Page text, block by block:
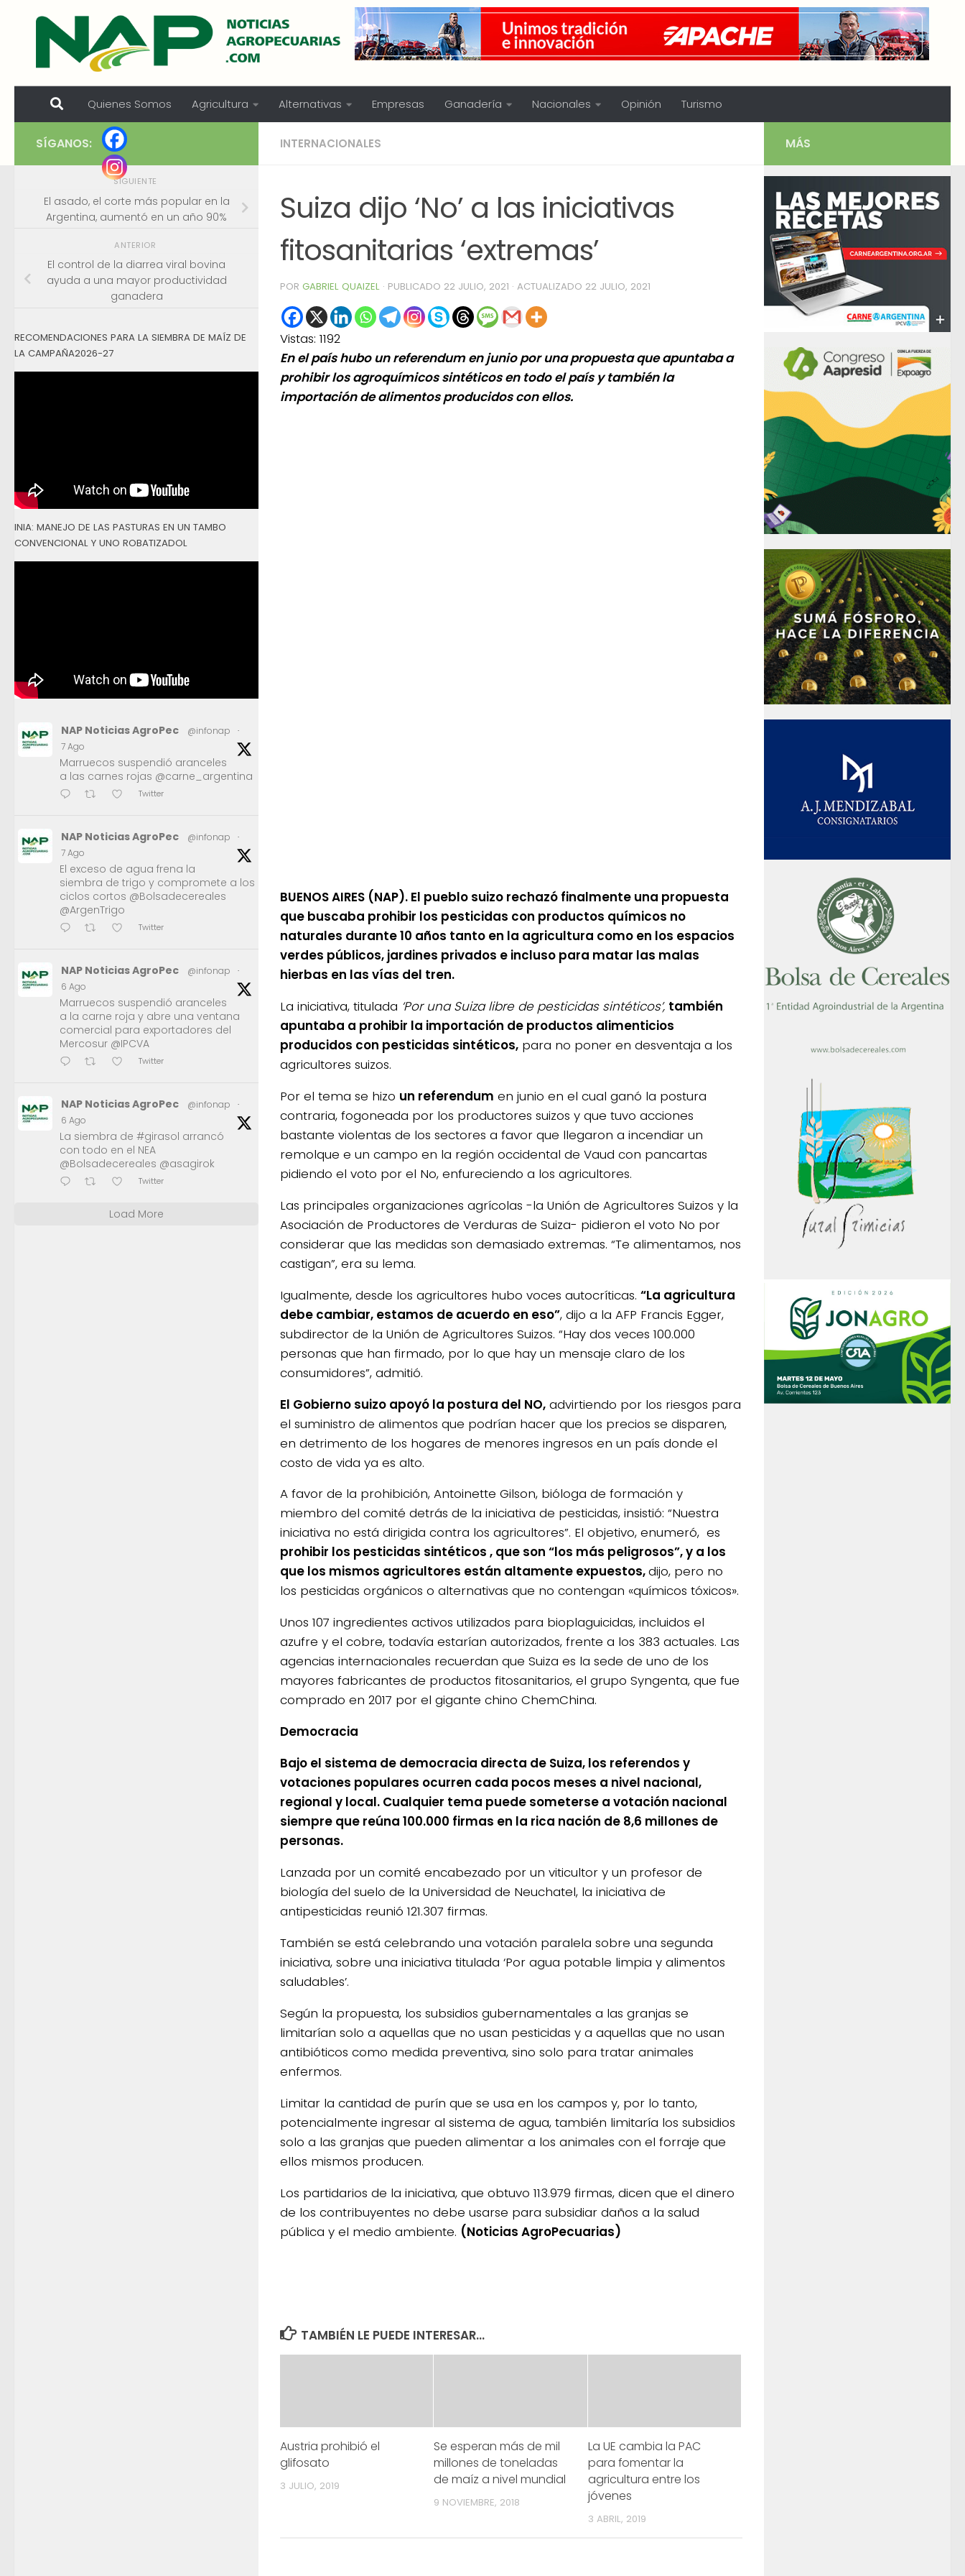
Skip to content
Quienes Somos Agricultura Alternativas Empresas Ganadería Nacionales Opinión Turismo
INTERNACIONALES
Suiza dijo ‘No’ a las iniciativas
fitosanitarias ‘extremas’
POR GABRIEL QUAIZEL · PUBLICADO 22 JULIO, 2021 · ACTUALIZADO 22 JULIO, 2021
Vistas: 1192
En el país hubo un referendum en junio por una propuesta que apuntaba a
prohibir los agroquímicos sintéticos en todo el país y también la
importación de alimentos producidos con ellos.
BUENOS AIRES (NAP). El pueblo suizo rechazó finalmente una propuesta
que buscaba prohibir los pesticidas con productos químicos no
naturales durante 10 años tanto en la agricultura como en los espacios
verdes públicos, jardines privados e incluso para matar las malas
hierbas en las vías del tren.
La iniciativa, titulada ‘Por una Suiza libre de pesticidas sintéticos’, también
apuntaba a prohibir la importación de productos alimenticios
producidos con pesticidas sintéticos, para no poner en desventaja a los
agricultores suizos.
Por el tema se hizo un referendum en junio en el cual ganó la postura
contraria, fogoneada por los productores suizos y que tuvo acciones
bastante violentas de los sectores a favor que llegaron a incendiar un
remolque e un campo en la región occidental de Vaud con pancartas
pidiendo el voto por el No, enfureciendo a los agricultores.
Las principales organizaciones agrícolas -la Unión de Agricultores Suizos y la
Asociación de Productores de Verduras de Suiza- pidieron el voto No por
considerar que las medidas son demasiado extremas. “Te alimentamos, nos
castigan”, era su lema.
Igualmente, desde los agricultores hubo voces autocríticas. “La agricultura
debe cambiar, estamos de acuerdo en eso”, dijo a la AFP Francis Egger,
subdirector de la Unión de Agricultores Suizos. “Hay dos veces 100.000
personas que han firmado, por lo que hay un mensaje claro de los
consumidores”, admitió.
El Gobierno suizo apoyó la postura del NO, advirtiendo por los riesgos para
el suministro de alimentos que podrían hacer que los precios se disparen,
en detrimento de los hogares de menores ingresos en un país donde el
costo de vida ya es alto.
A favor de la prohibición, Antoinette Gilson, bióloga de formación y
miembro del comité detrás de la iniciativa de pesticidas, insistió: “Nuestra
iniciativa no está dirigida contra los agricultores”. El objetivo, enumeró, es
prohibir los pesticidas sintéticos , que son “los más peligrosos”, y a los
que los mismos agricultores están altamente expuestos,dijo, pero no
los pesticidas orgánicos o alternativas que no contengan «químicos tóxicos».
Unos 107 ingredientes activos utilizados para bioplaguicidas, incluidos el
azufre y el cobre, todavía estarían autorizados, frente a los 383 actuales. Las
agencias internacionales recuerdan que Suiza es la sede de uno de los
mayores fabricantes de productos fitosanitarios, el grupo Syngenta, que fue
comprado en 2017 por el gigante chino ChemChina.
Democracia
Bajo el sistema de democracia directa de Suiza, los referendos y
votaciones populares ocurren cada pocos meses a nivel nacional,
regional y local. Cualquier tema puede someterse a votación nacional
siempre que reúna 100.000 firmas en la rica nación de 8,6 millones de
personas.
Lanzada por un comité encabezado por un viticultor y un profesor de
biología del suelo de la Universidad de Neuchatel, la iniciativa de
antipesticidas reunió 121.307 firmas.
También se está celebrando una votación paralela sobre una segunda
iniciativa, sobre una iniciativa titulada ‘Por agua potable limpia y alimentos
saludables’.
Según la propuesta, los subsidios gubernamentales a las granjas se
limitarían solo a aquellas que no usan pesticidas y a aquellas que no usan
antibióticos como medida preventiva, sino solo para tratar animales
enfermos.
Limitar la cantidad de purín que se usa en los campos y, por lo tanto,
potencialmente ingresar al sistema de agua, también limitaría los subsidios
solo a las granjas que pueden alimentar a los animales con el forraje que
ellos mismos producen.
Los partidarios de la iniciativa, que obtuvo 113.979 firmas, dicen que el dinero
de los contribuyentes no debe usarse para subsidiar daños a la salud
pública y el medio ambiente. (Noticias AgroPecuarias)
TAMBIÉN LE PUEDE INTERESAR...
Austria prohibió el
glifosato
3 JULIO, 2019
Se esperan más de mil
millones de toneladas
de maíz a nivel mundial
9 NOVIEMBRE, 2018
La UE cambia la PAC
para fomentar la
agricultura entre los
jóvenes
3 ABRIL, 2019
SÍGANOS:
SIGUIENTE
El asado, el corte más popular en la
Argentina, aumentó en un año 90%
ANTERIOR
El control de la diarrea viral bovina
ayuda a una mayor productividad
ganadera
RECOMENDACIONES PARA LA SIEMBRA DE MAÍZ DE
LA CAMPAÑA2026-27
INIA: MANEJO DE LAS PASTURAS EN UN TAMBO
CONVENCIONAL Y UNO ROBATIZADOL
NAP Noticias AgroPec @infonap
·
7 Ago
Marruecos suspendió aranceles
a las carnes rojas @carne_argentina
Twitter
NAP Noticias AgroPec @infonap
·
7 Ago
El exceso de agua frena la
siembra de trigo y compromete a los
ciclos cortos @Bolsadecereales
@ArgenTrigo
Twitter
NAP Noticias AgroPec @infonap
·
6 Ago
Marruecos suspendió aranceles
a la carne roja y abre una ventana
comercial para exportadores del
Mercosur @IPCVA
Twitter
NAP Noticias AgroPec @infonap
·
6 Ago
La siembra de #girasol arrancó
con todo en el NEA
@Bolsadecereales @asagirok
Twitter
Load More
MÁS